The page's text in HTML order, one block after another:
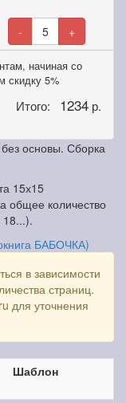
- 5 +
начиная со
скидку 5%
Итого: 1234 р.
основы. Сборка
15х15
общее количество
18...).
БАБОЧКА)
в зависимости
страниц.
для уточнения
Шаблон